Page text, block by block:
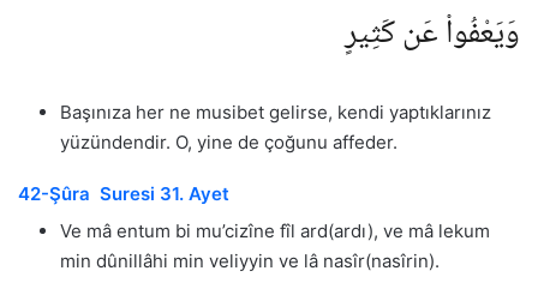
وَيَعْفُوا۟ عَن كَثِيرٍ
Başınıza her ne musibet gelirse, kendi yaptıklarınız
yüzündendir. O, yine de çoğunu affeder.
42-Şûra Suresi 31. Ayet
Ve mâ entum bi mu’cizîne fîl ard(ardı), ve mâ lekum
min dûnillâhi min veliyyin ve lâ nasîr(nasîrin).